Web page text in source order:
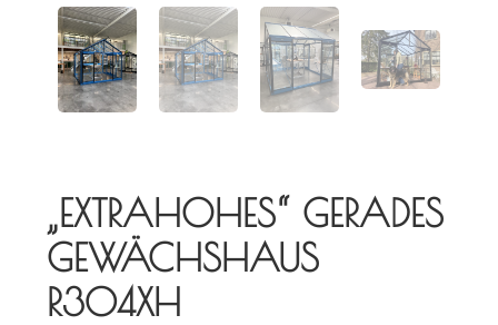
„EXTRAHOHES“ GERADES
GEWÄCHSHAUS
R304XH